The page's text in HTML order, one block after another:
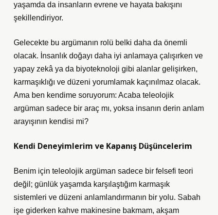
yaşamda da insanların evrene ve hayata bakışını
şekillendiriyor.
Gelecekte bu argümanın rolü belki daha da önemli
olacak. İnsanlık doğayı daha iyi anlamaya çalışırken ve
yapay zekâ ya da biyoteknoloji gibi alanlar gelişirken,
karmaşıklığı ve düzeni yorumlamak kaçınılmaz olacak.
Ama ben kendime soruyorum: Acaba teleolojik
argüman sadece bir araç mı, yoksa insanın derin anlam
arayışının kendisi mi?
Kendi Deneyimlerim ve Kapanış Düşüncelerim
Benim için teleolojik argüman sadece bir felsefi teori
değil; günlük yaşamda karşılaştığım karmaşık
sistemleri ve düzeni anlamlandırmanın bir yolu. Sabah
işe giderken kahve makinesine bakmam, akşam